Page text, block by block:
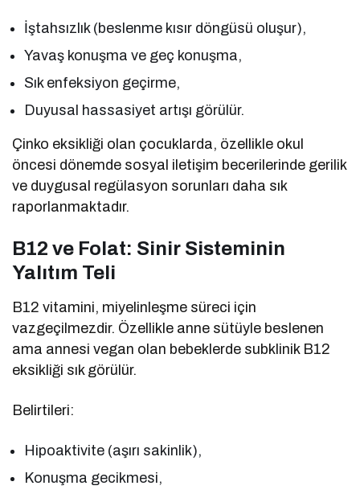
İştahsızlık (beslenme kısır döngüsü oluşur),
Yavaş konuşma ve geç konuşma,
Sık enfeksiyon geçirme,
Duyusal hassasiyet artışı görülür.
Çinko eksikliği olan çocuklarda, özellikle okul
öncesi dönemde sosyal iletişim becerilerinde gerilik
ve duygusal regülasyon sorunları daha sık
raporlanmaktadır.
B12 ve Folat: Sinir Sisteminin
Yalıtım Teli
B12 vitamini, miyelinleşme süreci için
vazgeçilmezdir. Özellikle anne sütüyle beslenen
ama annesi vegan olan bebeklerde subklinik B12
eksikliği sık görülür.
Belirtileri:
Hipoaktivite (aşırı sakinlik),
Konuşma gecikmesi,